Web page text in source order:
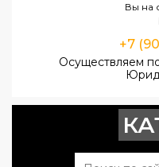
Вы на
+7
Осуществляем